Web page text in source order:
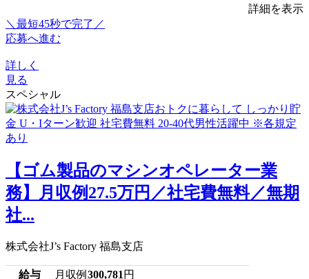
詳細を表示
＼最短45秒で完了／
応募へ進む
詳しく
見る
スペシャル
【ゴム製品のマシンオペレーター業
務】月収例27.5万円／社宅費無料／無期
社...
株式会社J’s Factory 福島支店
給与 月収例 300,781 円